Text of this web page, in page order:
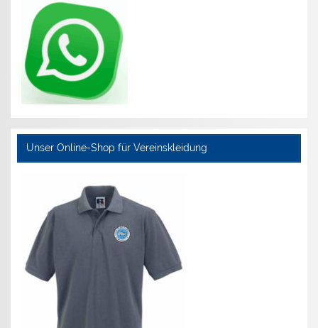
Unser Online-Shop für Vereinskleidung